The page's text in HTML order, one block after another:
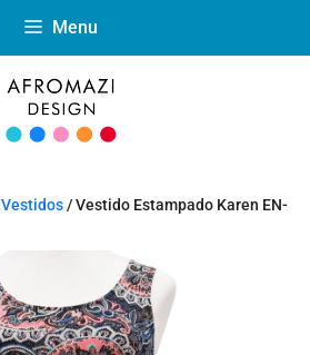
Menu
Vestidos/ Vestido Estampado Karen EN-